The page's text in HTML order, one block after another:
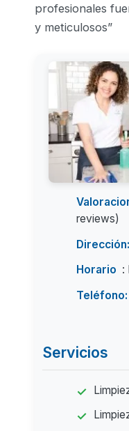
profesionales
y meticulosos”
reviews)
Dirección:
Horario :
Teléfono:
Servicios